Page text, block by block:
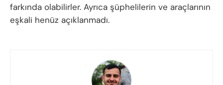
farkında olabilirler. Ayrıca şüphelilerin ve araçlarının
eşkali henüz açıklanmadı.